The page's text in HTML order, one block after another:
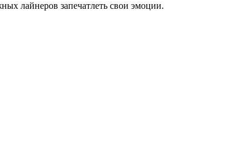
лайнеров запечатлеть свои эмоции.